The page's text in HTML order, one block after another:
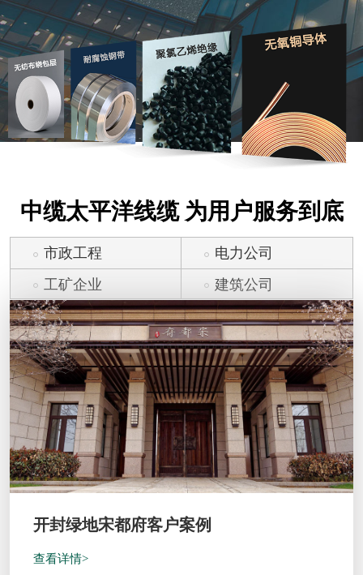
中缆太平洋线缆 为用户服务到底
市政工程
电力公司
工矿企业
建筑公司
开封绿地宋都府客户案例
查看详情>